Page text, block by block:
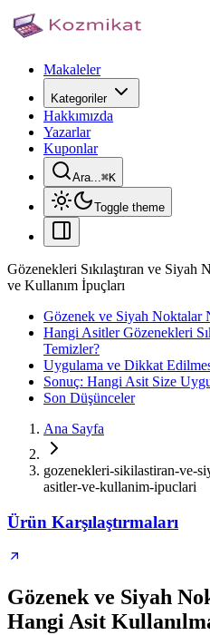
Makaleler
Kategoriler
Hakkımızda
Yazarlar
Kuponlar
Ara...⌘K
Toggle theme
Gözenekleri Sıkılaştıran ve
ve Kullanım İpuçları
Gözenek ve Siyah Noktalar
Hangi Asitler Gözenekleri
Temizler?
Uygulama ve Dikkat
Sonuç: Hangi Asit Size
Son Düşünceler
Ana Sayfa
gozenekleri-sikilastiran-ve-
asitler-ve-kullanim-ipuclari
Ürün Karşılaştırmaları
Gözenek ve Siyah
Hangi Asit